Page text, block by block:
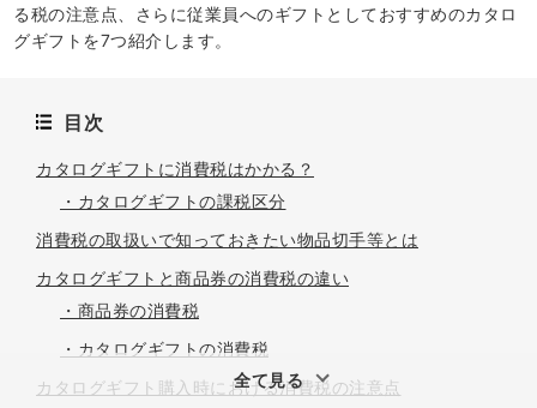
る税の注意点、さらに従業員へのギフトとしておすすめのカタロ
グギフトを7つ紹介します。
目次
カタログギフトに消費税はかかる？
・カタログギフトの課税区分
消費税の取扱いで知っておきたい物品切手等とは
カタログギフトと商品券の消費税の違い
・商品券の消費税
・カタログギフトの消費税
カタログギフト購入時における消費税の注意点
全て見る